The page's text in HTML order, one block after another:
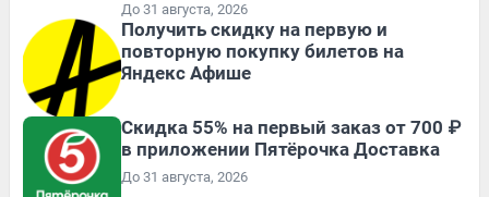
До 31 августа, 2026
Получить скидку на первую и
повторную покупку билетов на
Яндекс Афише
Скидка 55% на первый заказ от 700 ₽
в приложении Пятёрочка Доставка
До 31 августа, 2026